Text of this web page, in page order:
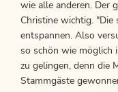
wie alle anderen. Der
Christine wichtig. "Die
entspannen. Also
so schön wie möglich
zu gelingen, denn die
Stammgäste